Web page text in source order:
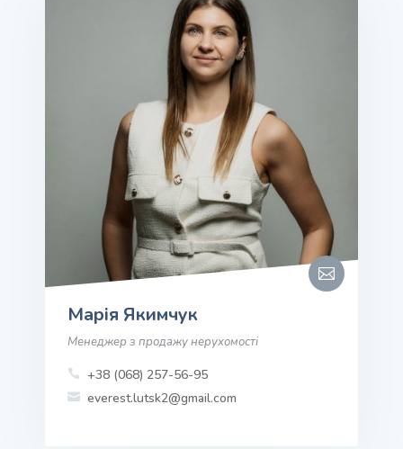

Марія Якимчук
Менеджер з продажу нерухомості
 +38 (068) 257-56-95
 everest.lutsk2@gmail.com